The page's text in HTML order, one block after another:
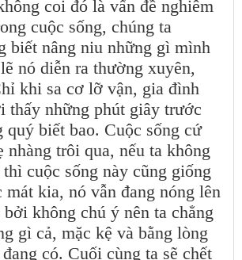
coi đó là vấn đề nghiêm
cuộc sống, chúng ta
biết nâng niu những gì mình
nó diễn ra thường xuyên,
khi sa cơ lỡ vận, gia đình
thấy những phút giây trước
quý biết bao. Cuộc sống cứ
nhàng trôi qua, nếu ta không
cuộc sống này cũng giống
kia, nó vẫn đang nóng lên
không chú ý nên ta chẳng
gì cả, mặc kệ và bằng lòng
có. Cuối cùng ta sẽ chết